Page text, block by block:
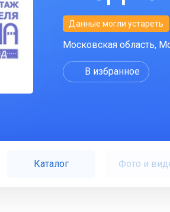
Данные могли устареть
Московская область,
В избранное
Каталог Фото и